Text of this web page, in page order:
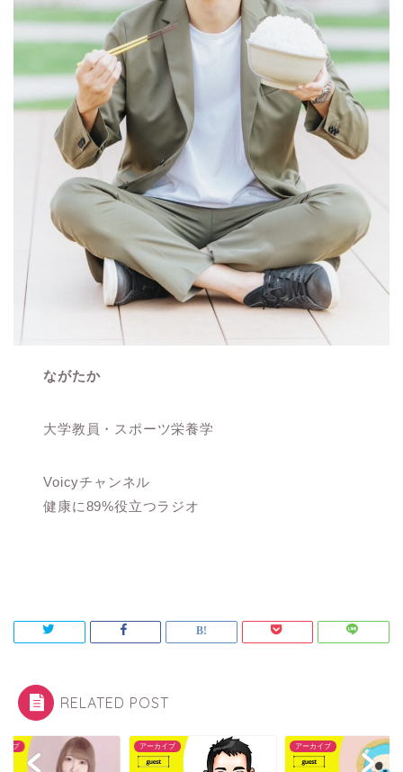
ながたか
大学教員・スポーツ栄養学
Voicyチャンネル
健康に89%役立つラジオ
RELATED POST
イブ アーカイブ アーカイブ